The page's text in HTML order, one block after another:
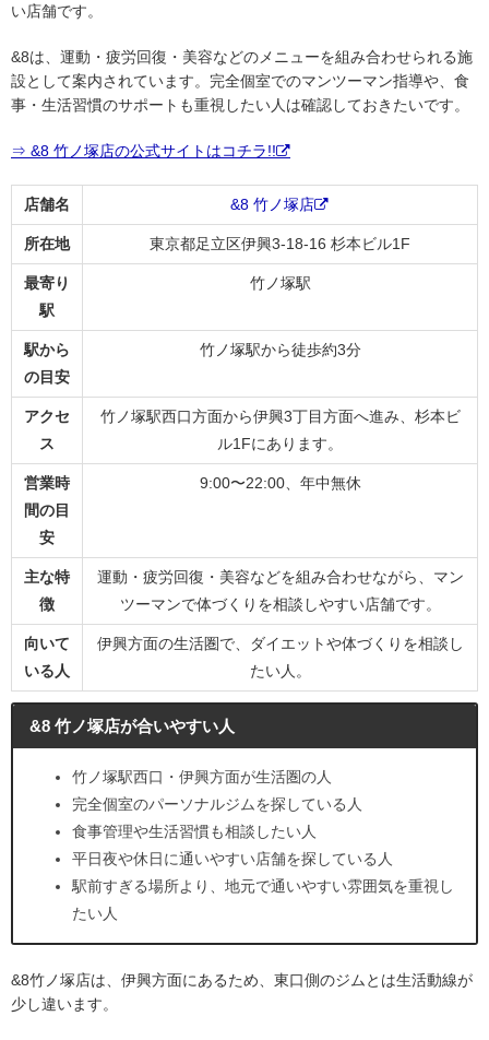
い店舗です。
&8は、運動・疲労回復・美容などのメニューを組み合わせられる施
設として案内されています。完全個室でのマンツーマン指導や、食
事・生活習慣のサポートも重視したい人は確認しておきたいです。
⇒ &8 竹ノ塚店の公式サイトはコチラ!!
店舗名 &8 竹ノ塚店
所在地 東京都足立区伊興3-18-16 杉本ビル1F
最寄り
駅
竹ノ塚駅
駅から
の目安
竹ノ塚駅から徒歩約3分
アクセ
ス
竹ノ塚駅西口方面から伊興3丁目方面へ進み、杉本ビ
ル1Fにあります。
営業時
間の目
安
9:00〜22:00、年中無休
主な特
徴
運動・疲労回復・美容などを組み合わせながら、マン
ツーマンで体づくりを相談しやすい店舗です。
向いて
いる人
伊興方面の生活圏で、ダイエットや体づくりを相談し
たい人。
&8 竹ノ塚店が合いやすい人
竹ノ塚駅西口・伊興方面が生活圏の人
完全個室のパーソナルジムを探している人
食事管理や生活習慣も相談したい人
平日夜や休日に通いやすい店舗を探している人
駅前すぎる場所より、地元で通いやすい雰囲気を重視し
たい人
&8竹ノ塚店は、伊興方面にあるため、東口側のジムとは生活動線が
少し違います。